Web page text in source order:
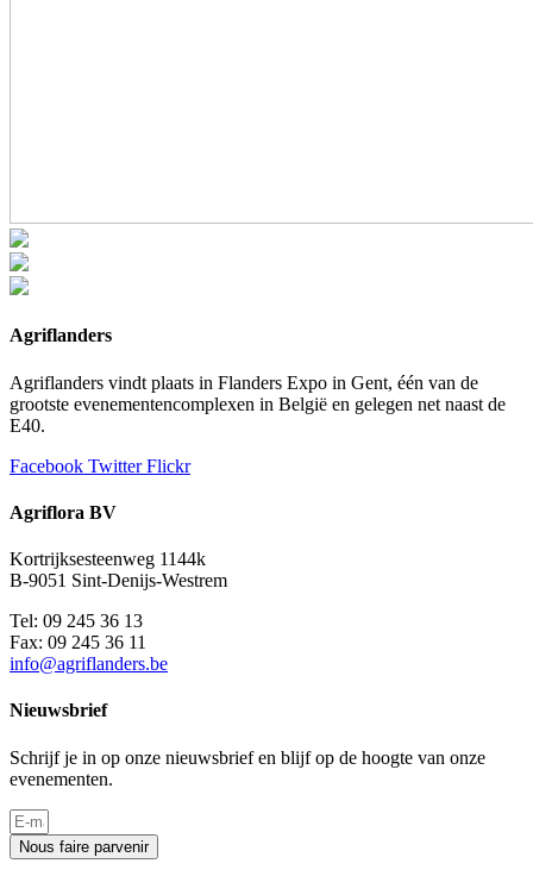
Agriflanders
Agriflanders vindt plaats in Flanders Expo in Gent, één van de
grootste evenementencomplexen in België en gelegen net naast de
E40.
Facebook Twitter Flickr
Agriflora BV
Kortrijksesteenweg 1144k
B-9051 Sint-Denijs-Westrem
Tel: 09 245 36 13
Fax: 09 245 36 11
info@agriflanders.be
Nieuwsbrief
Schrijf je in op onze nieuwsbrief en blijf op de hoogte van onze
evenementen.
Nous faire parvenir